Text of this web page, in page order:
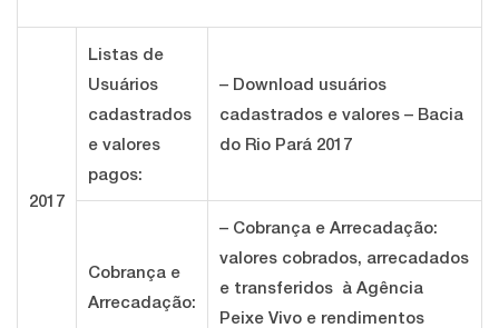
2017
Listas de
Usuários
cadastrados
e valores
pagos:
– Download usuários
cadastrados e valores – Bacia
do Rio Pará 2017
Cobrança e
Arrecadação:
– Cobrança e Arrecadação:
valores cobrados, arrecadados
e transferidos à Agência
Peixe Vivo e rendimentos